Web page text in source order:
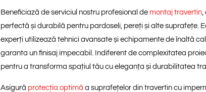
Beneficiază de serviciul nostru profesional de montaj travertin,
perfectă și durabilă pentru pardoseli, pereți și alte suprafețe.
experți utilizează tehnici avansate și echipamente de înaltă
garanta un finisaj impecabil. Indiferent de complexitatea
pentru a transforma spațiul tău cu eleganța și durabilitatea
Asigură protecția optimă a suprafețelor din travertin cu